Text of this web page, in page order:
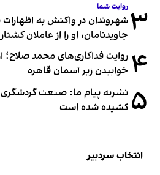
۳ روایت شما
شهروندان در واکنش به اظهارات
جاویدنامان، او را از عاملان
۴ خوابیدن زیر آسمان قاهره
۵ نشریه پیام ما: صنعت گردشگری
کشیده شده است
انتخاب سردبیر